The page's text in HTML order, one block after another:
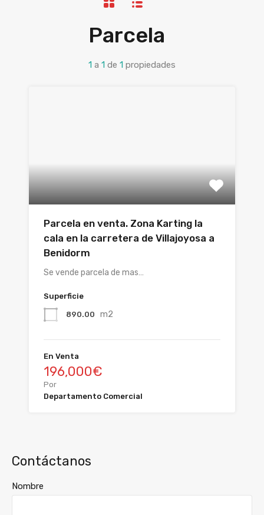
Parcela
1 a 1 de 1 propiedades
Parcela en venta. Zona Karting la
cala en la carretera de Villajoyosa a
Benidorm
Se vende parcela de mas…
Superficie
890.00 m2
En Venta
196,000€
Por
Departamento Comercial
Contáctanos
Nombre